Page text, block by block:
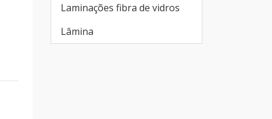
Laminações fibra de vidros
Lâmina